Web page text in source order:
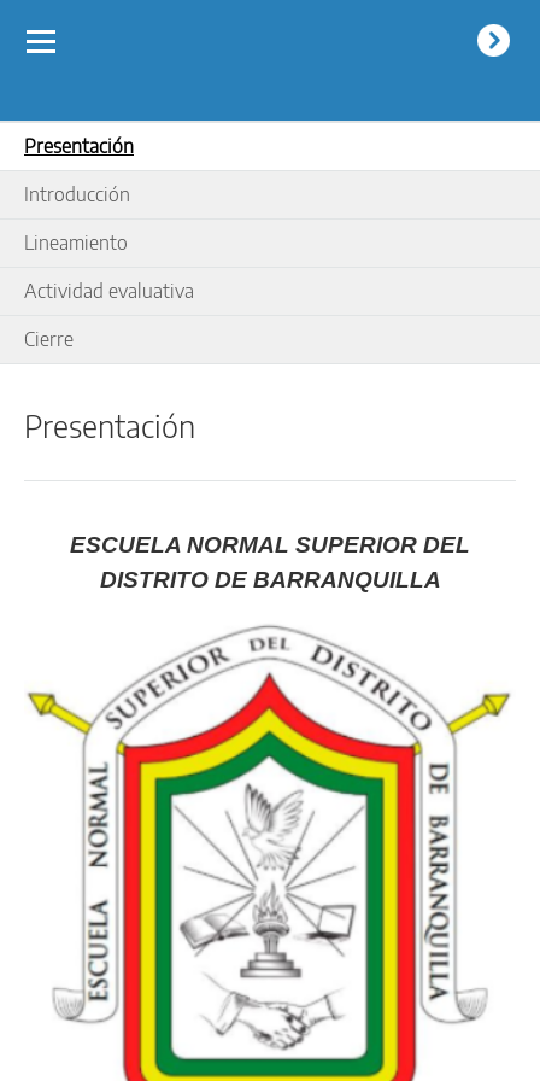
Menú
Presentación
Introducción
Lineamiento
Actividad evaluativa
Cierre
Presentación
ESCUELA NORMAL SUPERIOR DEL
DISTRITO DE BARRANQUILLA